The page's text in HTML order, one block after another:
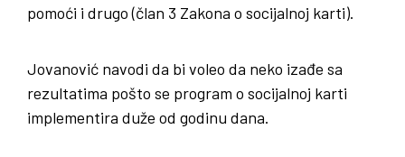
pomoći i drugo (član 3 Zakona o socijalnoj karti).
Jovanović navodi da bi voleo da neko izađe sa
rezultatima pošto se program o socijalnoj karti
implementira duže od godinu dana.